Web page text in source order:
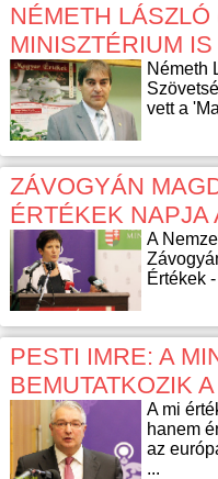
NÉMETH
MINISZTÉRIUM IS
Németh
vett a
ZÁVOGYÁN
ÉRTÉKEK NAPJA
A
Értékek
PESTI IMRE: A
BEMUTATKOZIK
A mi
hanem
az
...